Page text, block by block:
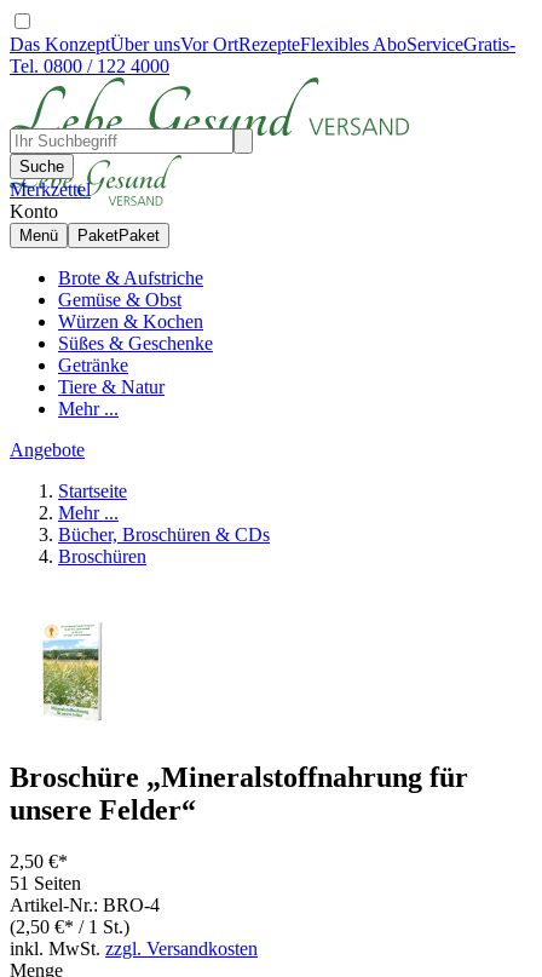
Das KonzeptÜber unsVor OrtRezepteFlexibles AboServiceGratis-
Tel. 0800 / 122 4000
Suche
Merkzettel
Konto
Menü PaketPaket
Brote & Aufstriche
Gemüse & Obst
Würzen & Kochen
Süßes & Geschenke
Getränke
Tiere & Natur
Mehr ...
Angebote
Startseite
Mehr ...
Bücher, Broschüren & CDs
Broschüren
Broschüre „Mineralstoffnahrung für
unsere Felder“
2,50 €*
51 Seiten
Artikel-Nr.: BRO-4
(2,50 €* / 1 St.)
inkl. MwSt. zzgl. Versandkosten
Menge